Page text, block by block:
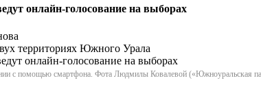
онлайн-голосование на выборах
территориях Южного Урала
с помощью смартфона. Фота Людмилы Ковалевой («Южноуральская